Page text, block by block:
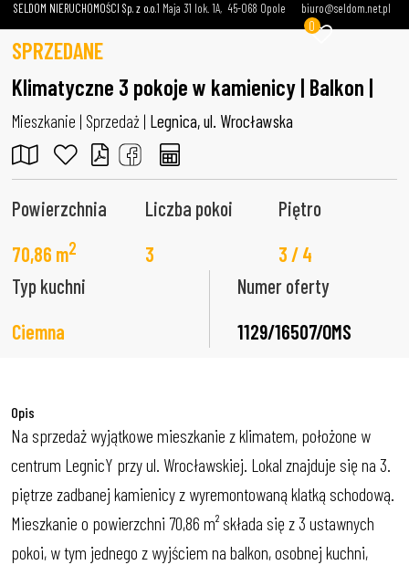
SELDOM NIERUCHOMOŚCI Sp. z o.o.1 Maja 31 lok. 1A 45-068 Opole biuro@seldom.net.pl
0
SPRZEDANE
Klimatyczne 3 pokoje w kamienicy | Balkon |
Mieszkanie | Sprzedaż | Legnica, ul. Wrocławska
Powierzchnia
70,86 m2
Liczba pokoi
3
Piętro
3 / 4
Typ kuchni
Ciemna
Numer oferty
1129/16507/OMS
Opis
Na sprzedaż wyjątkowe mieszkanie z klimatem, położone w
centrum LegnicY przy ul. Wrocławskiej. Lokal znajduje się na 3.
piętrze zadbanej kamienicy z wyremontowaną klatką schodową.
Mieszkanie o powierzchni 70,86 m² składa się z 3 ustawnych
pokoi, w tym jednego z wyjściem na balkon, osobnej kuchni,